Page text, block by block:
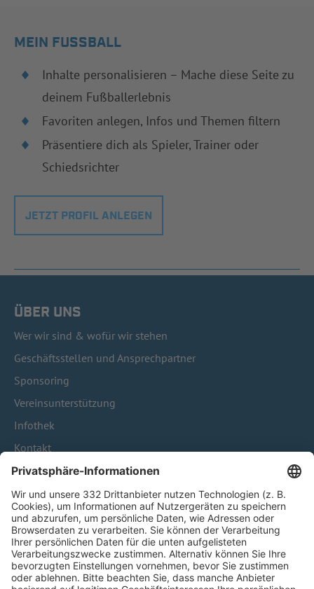
MEIN FUSSBALL
Inhalte personalisieren – Mache diese Seite zu
deinem Fußballerlebnis
Favoriten anlegen, Infos und Themen filtern
Präsentiere dich als Spieler, Trainer oder
Schiedsrichter
JETZT PROFIL ANLEGEN
ÜBER UNS
Wer wir sind & wofür wir stehen
Geschäftsstellen und Ansprechpartner
Sponsoring
Vereinsunterstützung
Infothek
Kontakt
HÄUFIG BESUCHTE SEITEN
Pässe und Vereinswechsel
Trainerausbildung
Schulungsangebot Vereinsmitarbeiter
BFV-Geschäftsstellen